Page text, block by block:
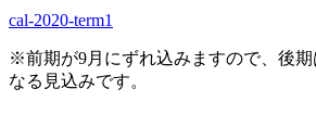
cal-2020-term1
※前期が9月にずれ込みますので、後期
なる見込みです。